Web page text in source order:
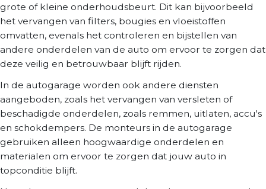
grote of kleine onderhoudsbeurt. Dit kan bijvoorbeeld
het vervangen van filters, bougies en vloeistoffen
omvatten, evenals het controleren en bijstellen van
andere onderdelen van de auto om ervoor te zorgen dat
deze veilig en betrouwbaar blijft rijden.
In de autogarage worden ook andere diensten
aangeboden, zoals het vervangen van versleten of
beschadigde onderdelen, zoals remmen, uitlaten, accu's
en schokdempers. De monteurs in de autogarage
gebruiken alleen hoogwaardige onderdelen en
materialen om ervoor te zorgen dat jouw auto in
topconditie blijft.